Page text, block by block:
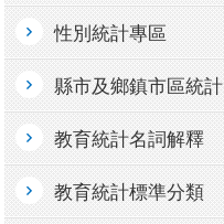
性別統計專區
縣市及鄉鎮市區統計
教育統計名詞解釋
教育統計標準分類